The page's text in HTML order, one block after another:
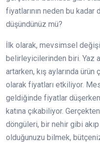
fiyatlarının neden bu
düşündünüz mü?
İlk olarak, mevsimsel
belirleyicilerinden biri. Yaz
artarken, kış aylarında
olarak fiyatları etkiliyor.
geldiğinde fiyatlar
katına çıkabiliyor.
döngüleri, bir nehir gibi
olduğunuzu bilmek,